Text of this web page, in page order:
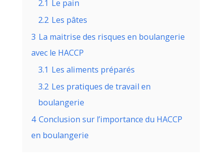
2.1 Le pain
2.2 Les pâtes
3 La maitrise des risques en boulangerie
avec le HACCP
3.1 Les aliments préparés
3.2 Les pratiques de travail en
boulangerie
4 Conclusion sur l’importance du HACCP
en boulangerie